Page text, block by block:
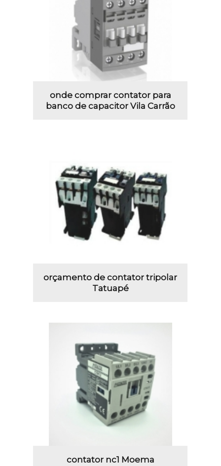
onde comprar contator para
banco de capacitor Vila Carrão
orçamento de contator tripolar
Tatuapé
contator nc1 Moema